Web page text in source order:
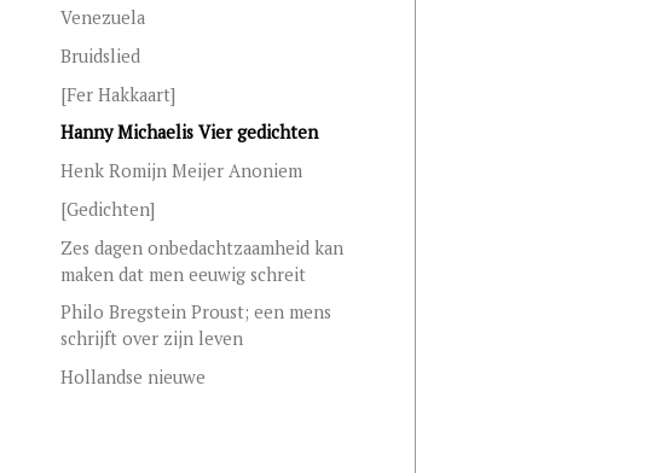
Venezuela
Bruidslied
[Fer Hakkaart]
Hanny Michaelis Vier gedichten
Henk Romijn Meijer Anoniem
[Gedichten]
Zes dagen onbedachtzaamheid kan
maken dat men eeuwig schreit
Philo Bregstein Proust; een mens
schrijft over zijn leven
Hollandse nieuwe